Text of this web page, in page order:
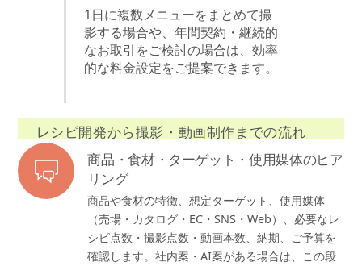
1日に複数メニューをまとめて撮
影する場合や、年間契約・継続的
なお取引をご検討の場合は、効率
的な料金設定をご提案できます。
レシピ開発から撮影・動画制作までの流れ
商品・食材・ターゲット・使用媒体のヒア
リング
商品や食材の特徴、想定ターゲット、使用媒体
（売場・カタログ・EC・SNS・Web）、必要なレ
シピ点数・撮影点数・動画本数、納期、ご予算を
確認します。社内案・AI案がある場合は、この段